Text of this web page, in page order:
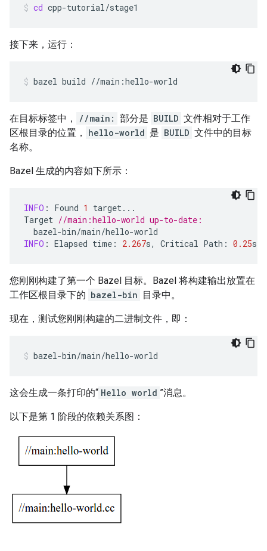
cd cpp-tutorial/stage1
接下来，运行：
bazel build //main:hello-world
在目标标签中， //main: 部分是 BUILD 文件相对于工作
区根目录的位置，
hello-world 是 BUILD 文件中的目标
名称。
Bazel 生成的内容如下所示：
INFO : Found 1 target...
Target //main:hello-world up-to-date:
bazel-bin/main/hello-world
INFO : Elapsed time : 2.267s, Critical Path : 0.25s
您刚刚构建了第一个 Bazel 目标。Bazel 将构建输出放置在
工作区根目录下的 bazel-bin 目录中。
现在，测试您刚刚构建的二进制文件，即：
bazel-bin/main/hello-world
这会生成一条打印的“ Hello world ”消息。
以下是第 1 阶段的依赖关系图：